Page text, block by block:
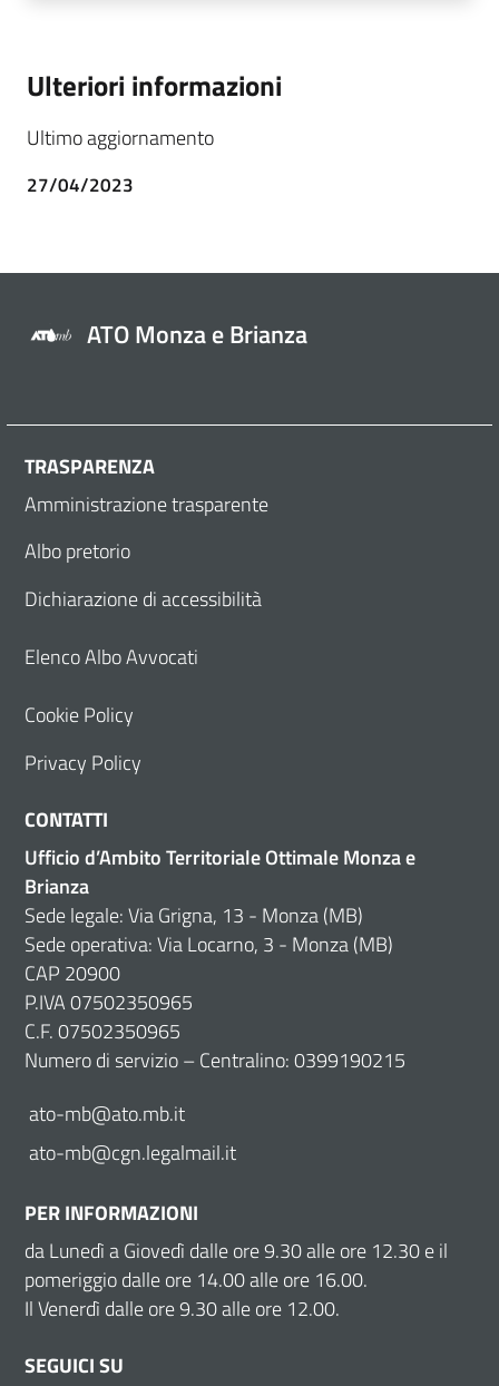
Ulteriori informazioni
Ultimo aggiornamento
27/04/2023
ATO Monza e Brianza
TRASPARENZA
Amministrazione trasparente
Albo pretorio
Dichiarazione di accessibilità
Elenco Albo Avvocati
Cookie Policy
Privacy Policy
CONTATTI
Ufficio d’Ambito Territoriale Ottimale Monza e
Brianza
Sede legale: Via Grigna, 13 - Monza (MB)
Sede operativa: Via Locarno, 3 - Monza (MB)
CAP 20900
P.IVA 07502350965
C.F. 07502350965
Numero di servizio – Centralino: 0399190215
ato-mb@ato.mb.it
ato-mb@cgn.legalmail.it
PER INFORMAZIONI
da Lunedì a Giovedì dalle ore 9.30 alle ore 12.30 e il
pomeriggio dalle ore 14.00 alle ore 16.00.
Il Venerdì dalle ore 9.30 alle ore 12.00.
SEGUICI SU